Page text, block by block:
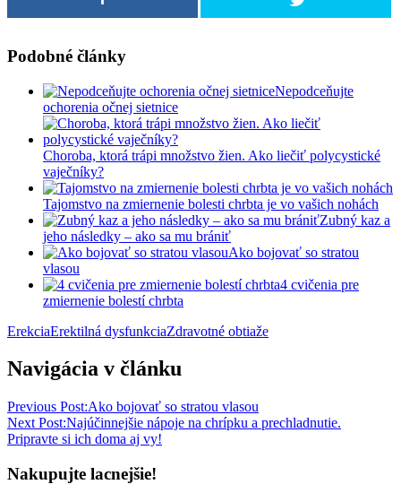
Podobné články
Nepodceňujte
ochorenia očnej sietnice
Choroba, ktorá trápi množstvo žien. Ako liečiť polycystické
vaječníky?
Tajomstvo na zmiernenie bolesti chrbta je vo vašich nohách
Zubný kaz a
jeho následky – ako sa mu brániť
Ako bojovať so stratou
vlasou
4 cvičenia pre
zmiernenie bolestí chrbta
ErekciaErektilná dysfunkciaZdravotné obtiaže
Navigácia v článku
Previous Post:Ako bojovať so stratou vlasou
Next Post:Najúčinnejšie nápoje na chrípku a prechladnutie.
Pripravte si ich doma aj vy!
Nakupujte lacnejšie!